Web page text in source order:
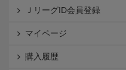
ＪリーグID会員登録
マイページ
購入履歴